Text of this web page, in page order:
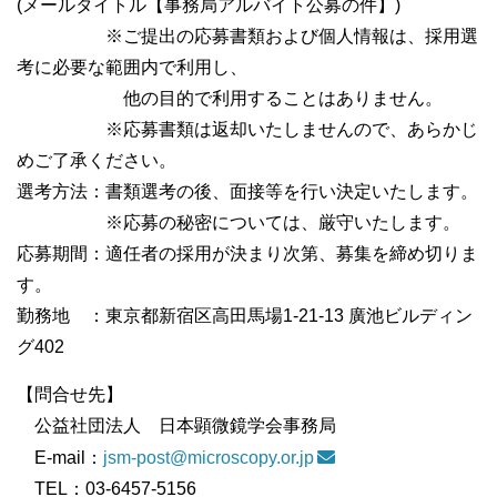
(メールタイトル【事務局アルバイト公募の件】)
※ご提出の応募書類および個人情報は、採用選
考に必要な範囲内で利用し、
他の目的で利用することはありません。
※応募書類は返却いたしませんので、あらかじ
めご了承ください。
選考方法：書類選考の後、面接等を行い決定いたします。
※応募の秘密については、厳守いたします。
応募期間：適任者の採用が決まり次第、募集を締め切りま
す。
勤務地 ：東京都新宿区高田馬場1-21-13 廣池ビルディン
グ402
【問合せ先】
公益社団法人 日本顕微鏡学会事務局
E-mail： jsm-post@microscopy.or.jp
TEL：03-6457-5156